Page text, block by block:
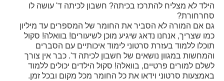
הילד לא מצליח להתרכז בכיתה? חשבון לכיתה ד' עושה לו
סחרחורת?
גם אם המורה לא הסביר את החומר של המספרים עד מיליון
כמו שצריך, אנחנו נדאג שיגיע מוכן לשיעורים! בוואלה! סקול
תוכלו ללמוד בעזרת סרטוני לימוד איכותיים עם הסברים
והמחשות במגוון נושאים של חשבון לכיתה ד'. כבר אין צורך
לשלם למורים פרטיים, בוואלה! סקול הילדים יכולים ללמוד
באמצעות סרטוני וידאו את כל החומר מכל מקום ובכל זמן.